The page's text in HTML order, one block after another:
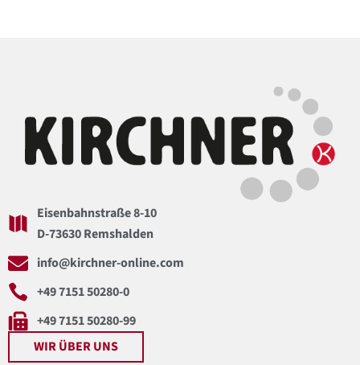
Eisenbahnstraße 8-10
D-73630 Remshalden
info@kirchner-online.com
+49 7151 50280-0
+49 7151 50280-99
WIR ÜBER UNS